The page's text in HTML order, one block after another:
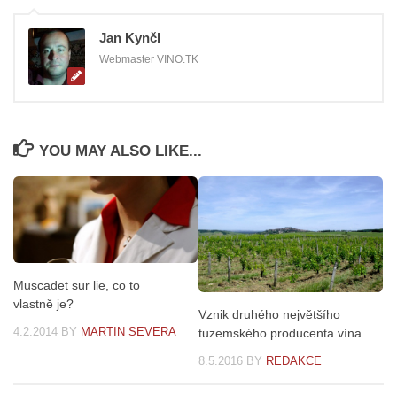
Jan Kynčl
Webmaster VINO.TK
YOU MAY ALSO LIKE...
Muscadet sur lie, co to
vlastně je?
4.2.2014 BY MARTIN SEVERA
Vznik druhého největšího
tuzemského producenta vína
8.5.2016 BY REDAKCE